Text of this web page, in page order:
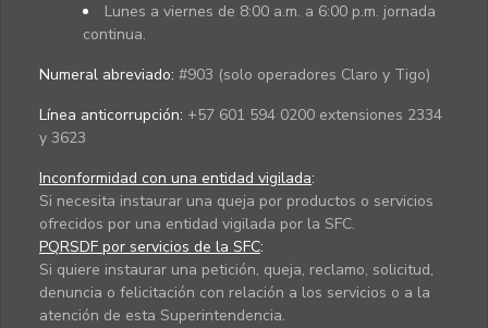
Lunes a viernes de 8:00 a.m. a 6:00 p.m. jornada
continua.
Numeral abreviado: #903 (solo operadores Claro y Tigo)
Línea anticorrupción: +57 601 594 0200 extensiones 2334
y 3623
Inconformidad con una entidad vigilada:
Si necesita instaurar una queja por productos o servicios
ofrecidos por una entidad vigilada por la SFC.
PQRSDF por servicios de la SFC:
Si quiere instaurar una petición, queja, reclamo, solicitud,
denuncia o felicitación con relación a los servicios o a la
atención de esta Superintendencia.